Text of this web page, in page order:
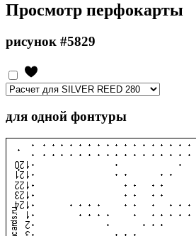
Просмотр перфокарты
рисунок #5829
для одной фонтуры